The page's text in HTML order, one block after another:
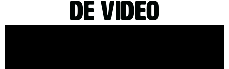
de video